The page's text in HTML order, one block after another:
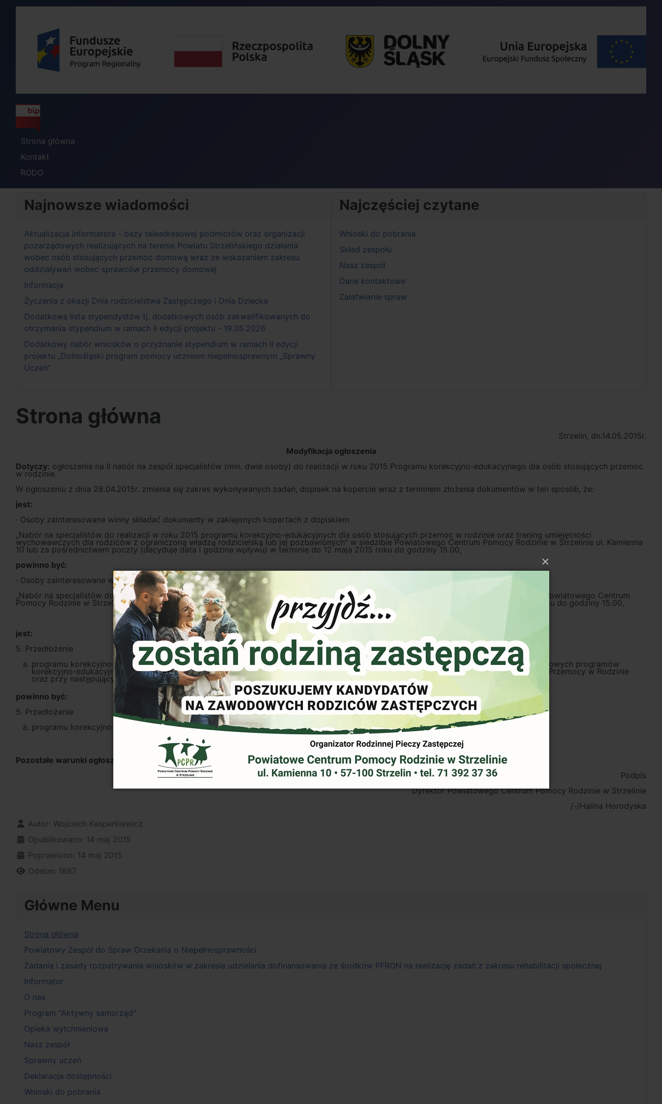
×
Strona główna
Kontakt
RODO
Najnowsze wiadomości
Aktualizacja informatora - bazy teleadresowej podmiotów oraz organizacji
pozarządowych realizujących na terenie Powiatu Strzelińskiego działania
wobec osób stosujących przemoc domową wraz ze wskazaniem zakresu
oddziaływań wobec sprawców przemocy domowej
Informacja
Życzenia z okazji Dnia rodzicielstwa Zastępczego i Dnia Dziecka
Dodatkowa lista stypendystów tj. dodatkowych osób zakwalifikowanych do
otrzymania stypendium w ramach II edycji projektu - 19.05.2026
Dodatkowy nabór wniosków o przyznanie stypendium w ramach II edycji
projektu „Dolnośląski program pomocy uczniom niepełnosprawnym „Sprawny
Uczeń”
Najczęściej czytane
Wnioski do pobrania
Skład zespołu
Nasz zespół
Dane kontaktowe
Załatwianie spraw
Główne Menu
Strona główna
Powiatowy Zespół do Spraw Orzekania o Niepełnosprawności
Zadania i zasady rozpatrywania wniosków w zakresie udzielania dofinansowania ze środków PFRON na realizację zadań z zakresu rehabilitacji społecznej
Informator
O nas
Program "Aktywny samorząd"
Opieka wytchnieniowa
Nasz zespół
Sprawny uczeń
Deklaracja dostępności
Wnioski do pobrania
Strona główna
Strzelin, dn.14.05.2015r.
Modyfikacja ogłoszenia
Dotyczy: ogłoszenia na II nabór na zespół specjalistów (min. dwie osoby) do realizacji w roku 2015 Programu korekcyjno-edukacyjnego dla osób stosujących przemoc
w rodzinie.
W ogłoszeniu z dnia 28.04.2015r. zmienia się zakres wykonywanych zadań, dopisek na kopercie wraz z terminem złożenia dokumentów w ten sposób, że:
jest:
· Osoby zainteresowane winny składać dokumenty w zaklejonych kopertach z dopiskiem
„Nabór na specjalistów do realizacji w roku 2015 programu korekcyjno-edukacyjnych dla osób stosujących przemoc w rodzinie oraz trening umiejętności
wychowawczych dla rodziców z ograniczoną władzą rodzicielską lub jej pozbawionych" w siedzibie Powiatowego Centrum Pomocy Rodzinie w Strzelinie ul. Kamienna
10 lub za pośrednictwem poczty (decyduje data i godzina wpływu) w terminie do 12 maja 2015 roku do godziny 15.00,
powinno być:
· Osoby zainteresowane winny składać dokumenty w zaklejonych kopertach z dopiskiem
„Nabór na specjalistów do realizacji w roku 2015 programu korekcyjno-edukacyjnych dla osób stosujących przemoc w rodzinie" w siedzibie Powiatowego Centrum
Pomocy Rodzinie w Strzelinie ul. Kamienna 10 lub za pośrednictwem poczty (decyduje data i godzina wpływu) w terminie do 18 maja 2015 roku do godziny 15.00,
jest:
5. Przedłożenie
programu korekcyjno-edukacyjnego dla osób stosujących przemoc w rodzinie opracowanego zgodnie z wytycznymi do tworzenia modelowych programów
korekcyjno-edukacyjnych dla osób stosujących przemoc w rodzinie stanowiących łącznik Nr 2 do Krajowego Programu Przeciwdziałania Przemocy w Rodzinie
oraz przy następujących założeniach:
powinno być:
5. Przedłożenie
programu korekcyjno-edukacyjnego dla osób stosujących przemoc w rodzinie przy następujących założeniach:
Pozostałe warunki ogłoszenia pozostają bez zmian.
Podpis
Dyrektor Powiatowego Centrum Pomocy Rodzinie w Strzelinie
/-/Halina Horodyska
Szczegóły
Autor: Wojciech Kasperkiewicz
Opublikowano: 14 maj 2015
Poprawiono: 14 maj 2015
Odsłon: 1887